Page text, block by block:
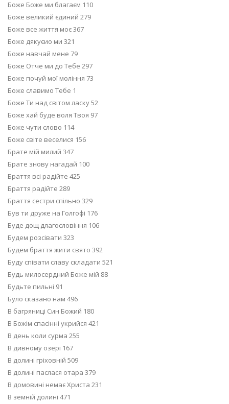
Боже Боже ми благаєм 110
Боже великий єдиний 279
Боже все життя моє 367
Боже дякуєио ми 321
Боже навчай мене 79
Боже Отче ми до Тебе 297
Боже почуй мої моління 73
Боже славимо Тебе 1
Боже Ти над світом ласку 52
Боже хай буде воля Твоя 97
Боже чути слово 114
Боже світе веселися 156
Брате мій милий 347
Брате знову нагадай 100
Браття всі радійте 425
Браття радійте 289
Браття сестри спільно 329
Був ти друже на Голгофі 176
Буде дощ длагословіння 106
Будем розсівати 323
Будем браття жити свято 392
Буду співати славу складати 521
Будь милосердний Боже мій 88
Будьте пильні 91
Було сказано нам 496
В багряниці Син Божий 180
В Божім спасінні укрийся 421
В день коли сурма 255
В дивному озері 167
В долині гріховній 509
В долині паслася отара 379
В домовині немає Христа 231
В земній долині 471